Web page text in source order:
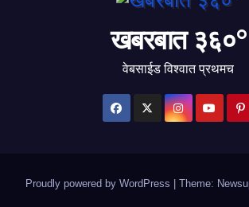
खबरबात ३६०°
वेबसाईड विश्वात प्रथमच
Proudly powered by WordPress | Theme: